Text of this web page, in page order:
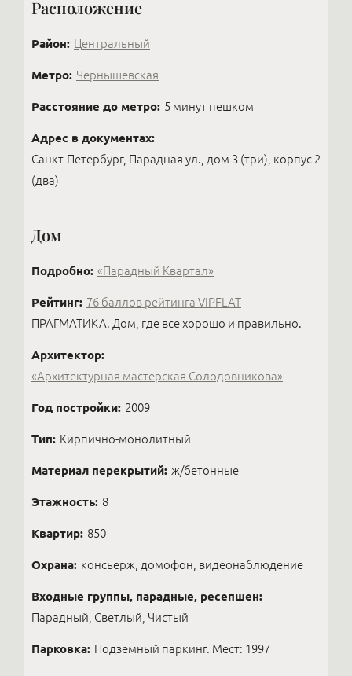
платёж оплатить онлайн.
Расположение
Район: Центральный
Метро: Чернышевская
Расстояние до метро: 5 минут пешком
Адрес в документах:
Санкт-Петербург, Парадная ул., дом 3 (три), корпус 2
(два)
Дом
Подробно: «Парадный Квартал»
Рейтинг: 76 баллов рейтинга VIPFLAT
ПРАГМАТИКА. Дом, где все хорошо и правильно.
Архитектор:
«Архитектурная мастерская Солодовникова»
Год постройки: 2009
Тип: Кирпично-монолитный
Материал перекрытий: ж/бетонные
Этажность: 8
Квартир: 850
Охрана: консьерж, домофон, видеонаблюдение
Входные группы, парадные, ресепшен:
Парадный, Светлый, Чистый
Парковка: Подземный паркинг. Мест: 1997